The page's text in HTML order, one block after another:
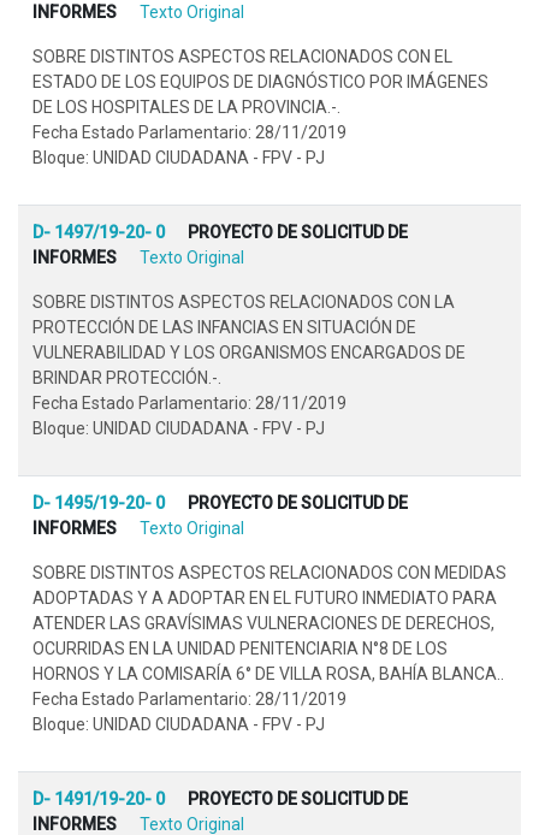
INFORMES Texto Original
SOBRE DISTINTOS ASPECTOS RELACIONADOS CON EL
ESTADO DE LOS EQUIPOS DE DIAGNÓSTICO POR IMÁGENES
DE LOS HOSPITALES DE LA PROVINCIA.-.
Fecha Estado Parlamentario: 28/11/2019
Bloque: UNIDAD CIUDADANA - FPV - PJ
D- 1497/19-20- 0
PROYECTO DE SOLICITUD DE
INFORMES
Texto Original
SOBRE DISTINTOS ASPECTOS RELACIONADOS CON LA
PROTECCIÓN DE LAS INFANCIAS EN SITUACIÓN DE
VULNERABILIDAD Y LOS ORGANISMOS ENCARGADOS DE
BRINDAR PROTECCIÓN.-.
Fecha Estado Parlamentario: 28/11/2019
Bloque: UNIDAD CIUDADANA - FPV - PJ
D- 1495/19-20- 0
PROYECTO DE SOLICITUD DE
INFORMES
Texto Original
SOBRE DISTINTOS ASPECTOS RELACIONADOS CON MEDIDAS
ADOPTADAS Y A ADOPTAR EN EL FUTURO INMEDIATO PARA
ATENDER LAS GRAVÍSIMAS VULNERACIONES DE DERECHOS,
OCURRIDAS EN LA UNIDAD PENITENCIARIA N°8 DE LOS
HORNOS Y LA COMISARÍA 6° DE VILLA ROSA, BAHÍA BLANCA..
Fecha Estado Parlamentario: 28/11/2019
Bloque: UNIDAD CIUDADANA - FPV - PJ
D- 1491/19-20- 0
PROYECTO DE SOLICITUD DE
INFORMES
Texto Original